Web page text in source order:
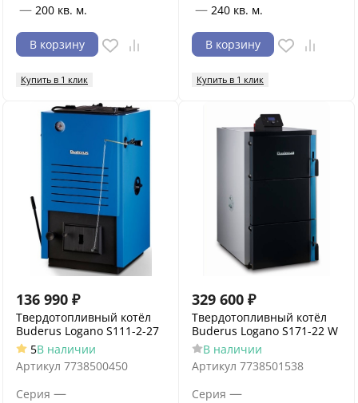
— 200 кв. м.
В корзину
Купить в 1 клик
— 240 кв. м.
В корзину
Купить в 1 клик
136 990 ₽
Твердотопливный котёл
Buderus Logano S111-2-27
5В наличии
Артикул 7738500450
Серия —
329 600 ₽
Твердотопливный котёл
Buderus Logano S171-22 W
В наличии
Артикул 7738501538
Серия —